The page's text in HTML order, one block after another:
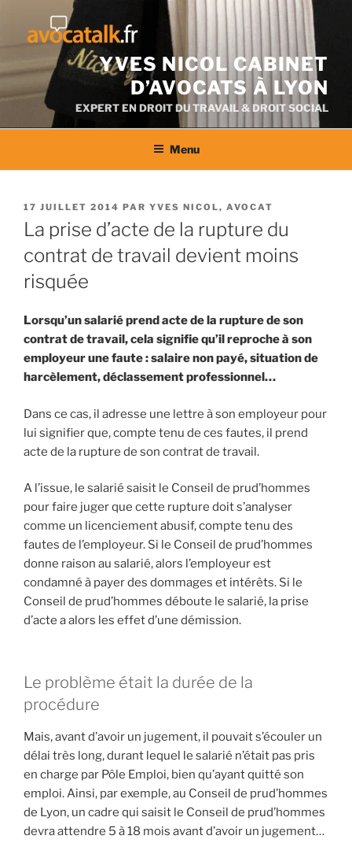
contenu
YVES NICOL CABINET
D’AVOCATS À LYON
EXPERT EN DROIT DU TRAVAIL & DROIT SOCIAL
Menu
PUBLIÉ
LE
17 JUILLET 2014 PAR YVES NICOL, AVOCAT
La prise d’acte de la rupture du
contrat de travail devient moins
risquée
Lorsqu’un salarié prend acte de la rupture de son
contrat de travail, cela signifie qu’il reproche à son
employeur une faute : salaire non payé, situation de
harcèlement, déclassement professionnel…
Dans ce cas, il adresse une lettre à son employeur pour
lui signifier que, compte tenu de ces fautes, il prend
acte de la rupture de son contrat de travail.
A l’issue, le salarié saisit le Conseil de prud’hommes
pour faire juger que cette rupture doit s’analyser
comme un licenciement abusif, compte tenu des
fautes de l’employeur. Si le Conseil de prud’hommes
donne raison au salarié, alors l’employeur est
condamné à payer des dommages et intérêts. Si le
Conseil de prud’hommes déboute le salarié, la prise
d’acte a alors les effet d’une démission.
Le problème était la durée de la
procédure
Mais, avant d’avoir un jugement, il pouvait s’écouler un
délai très long, durant lequel le salarié n’était pas pris
en charge par Pôle Emploi, bien qu’ayant quitté son
emploi. Ainsi, par exemple, au Conseil de prud’hommes
de Lyon, un cadre qui saisit le Conseil de prud’hommes
devra attendre 5 à 18 mois avant d’avoir un jugement…